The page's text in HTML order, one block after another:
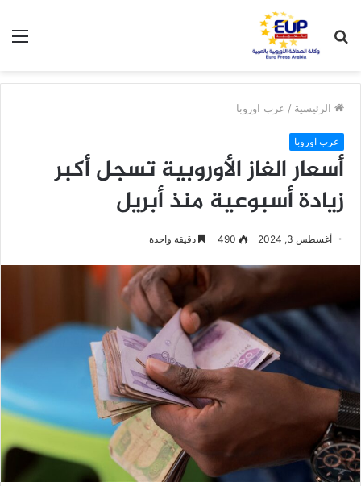
عن
الرئيسية / عرب اوروبا
عرب اوروبا
أسعار الغاز الأوروبية تسجل أكبر
زيادة أسبوعية منذ أبريل
أغسطس 3, 2024 490 دقيقة واحدة